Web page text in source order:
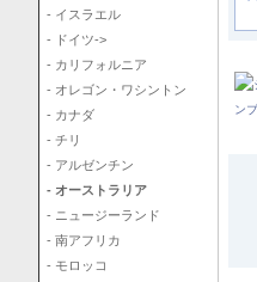
- イスラエル
- ドイツ->
- カリフォルニア
- オレゴン・ワシントン
- カナダ
- チリ
- アルゼンチン
- オーストラリア
- ニュージーランド
- 南アフリカ
- モロッコ